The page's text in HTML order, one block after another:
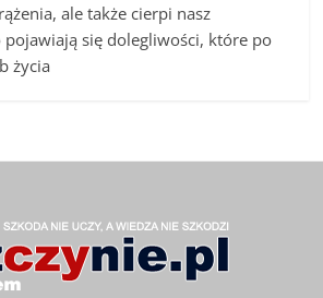
ale także cierpi nasz
pojawiają się dolegliwości, które po
życia